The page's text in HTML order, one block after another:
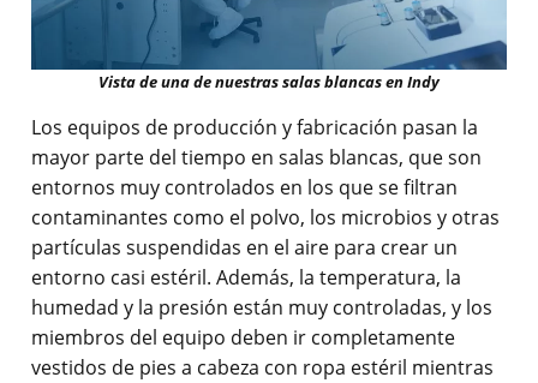
Vista de una de nuestras salas blancas en Indy
Los equipos de producción y fabricación pasan la
mayor parte del tiempo en salas blancas, que son
entornos muy controlados en los que se filtran
contaminantes como el polvo, los microbios y otras
partículas suspendidas en el aire para crear un
entorno casi estéril. Además, la temperatura, la
humedad y la presión están muy controladas, y los
miembros del equipo deben ir completamente
vestidos de pies a cabeza con ropa estéril mientras